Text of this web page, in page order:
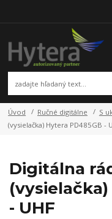
Úvod Ručné digitálne S
(vysielačka) Hytera PD485GB -
Digitálna
- UHF